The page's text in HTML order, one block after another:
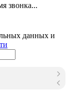
звонка...
данных и